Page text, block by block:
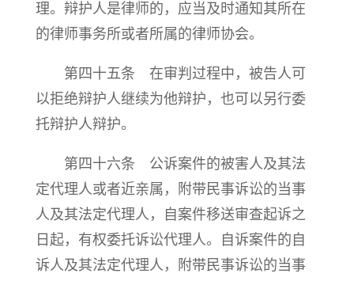
理。辩护人是律师的，应当及时通知其所在
的律师事务所或者所属的律师协会。
第四十五条 在审判过程中，被告人可
以拒绝辩护人继续为他辩护，也可以另行委
托辩护人辩护。
第四十六条 公诉案件的被害人及其法
定代理人或者近亲属，附带民事诉讼的当事
人及其法定代理人，自案件移送审查起诉之
日起，有权委托诉讼代理人。自诉案件的自
诉人及其法定代理人，附带民事诉讼的当事